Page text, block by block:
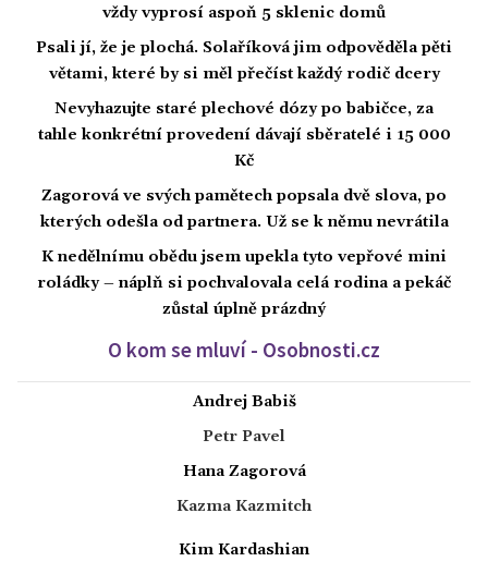
vždy vyprosí aspoň 5 sklenic domů
Psali jí, že je plochá. Solaříková jim odpověděla pěti
větami, které by si měl přečíst každý rodič dcery
Nevyhazujte staré plechové dózy po babičce, za
tahle konkrétní provedení dávají sběratelé i 15 000
Kč
Zagorová ve svých pamětech popsala dvě slova, po
kterých odešla od partnera. Už se k němu nevrátila
K nedělnímu obědu jsem upekla tyto vepřové mini
roládky – náplň si pochvalovala celá rodina a pekáč
zůstal úplně prázdný
O kom se mluví - Osobnosti.cz
Andrej Babiš
Petr Pavel
Hana Zagorová
Kazma Kazmitch
Kim Kardashian